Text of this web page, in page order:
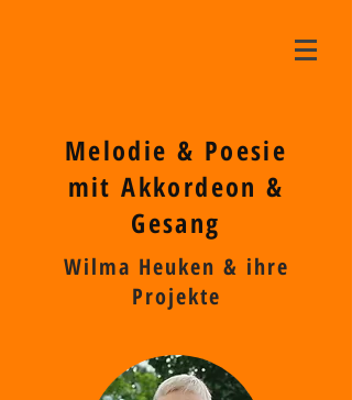
Melodie & Poesie
mit Akkordeon &
Gesang
Wilma Heuken & ihre
Projekte